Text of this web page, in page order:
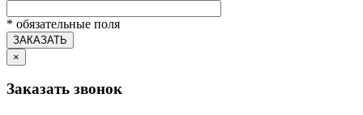
* обязательные поля
ЗАКАЗАТЬ
×
Заказать звонок